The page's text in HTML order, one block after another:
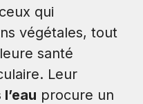
qui
végétales, tout
santé
Leur
procure un